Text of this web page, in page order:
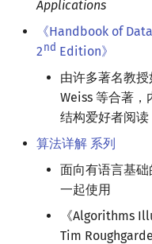
Applications
《Handbook of
2nd Edition》
由许多著名教授
Weiss 等合著
结构爱好者阅读
算法详解 系列
面向有语言基
一起使用
《Algorithms
Tim